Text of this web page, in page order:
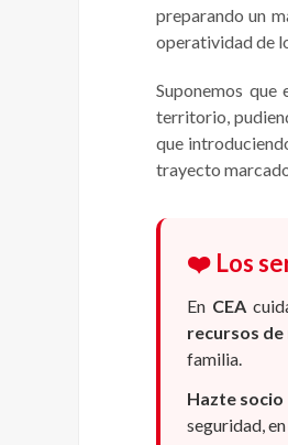
preparando un
operatividad de
Suponemos
territorio,
que
trayecto
❤️ Los
En CEA
recursos
familia.
Hazte socio
seguridad,